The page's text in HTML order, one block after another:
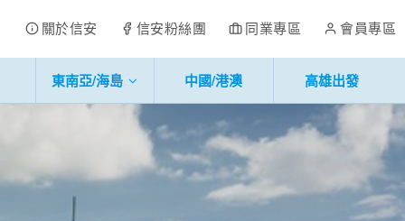
關於信安 信安粉絲團 同業專區 會員專區
東南亞/海島 中國/港澳 高雄出發